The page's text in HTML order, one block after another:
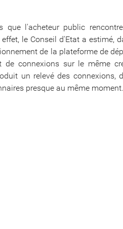
que l'acheteur public
le Conseil d'Etat a estimé,
de la plateforme de
connexions sur le même
un relevé des connexions,
presque au même moment.